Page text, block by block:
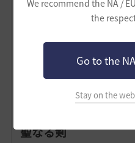
We recommend the NA /
the
Go to the
Stay on the
防御&命中バフ&回復。エ
●57錬成スキル●
聖なる剣